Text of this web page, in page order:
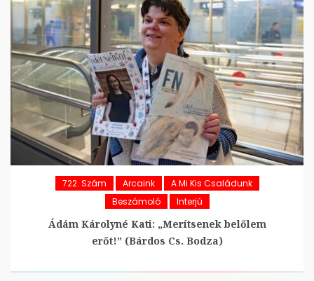
722. Szám Arcaink
A Mi Kis Családunk
Beszámoló
Interjú
Ádám Károlyné Kati: „Merítsenek belőlem
erőt!” (Bárdos Cs. Bodza)